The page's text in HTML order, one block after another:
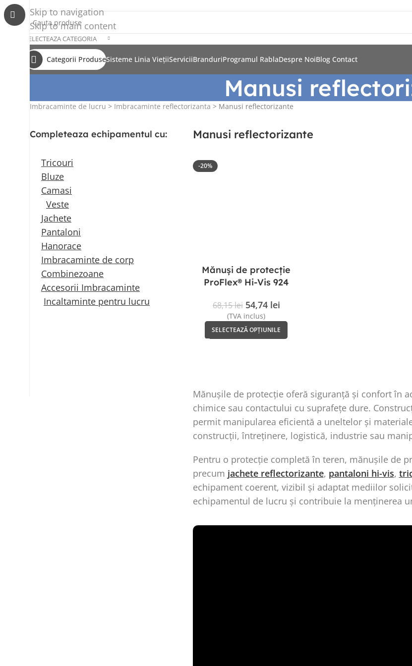
Skip to navigation
Skip to main content
SELECTEAZA CATEGORIA
Categorii ProduseSisteme Linia ViețiiServiciiBranduriProgramul RablaDespre NoiBlog Contact
Manusi
Imbracaminte de lucru > Imbracaminte reflectorizanta > Manusi reflectorizante
Completeaza echipamentul cu:
Tricouri
Bluze
Camasi
Veste
Jachete
Pantaloni
Hanorace
Imbracaminte de corp
Combinezoane
Accesorii Imbracaminte
Incaltaminte pentru lucru
Manusi reflectorizante
-20%
Mănuși de protecție
ProFlex® Hi-Vis 924
68,15lei 54,74 lei
(TVA inclus)
SELECTEAZĂ OPȚIUNILE
Mănușile de protecție oferă siguranță și confort în
chimice sau contactului cu suprafețe dure.
permit manipularea eficientă a uneltelor și
construcții, întreținere, logistică, industrie sau
Pentru o protecție completă în teren, mănușile de
precum jachete reflectorizante, pantaloni hi-vis,
echipament coerent, vizibil și adaptat mediilor
echipamentul de lucru și contribuie la menținerea